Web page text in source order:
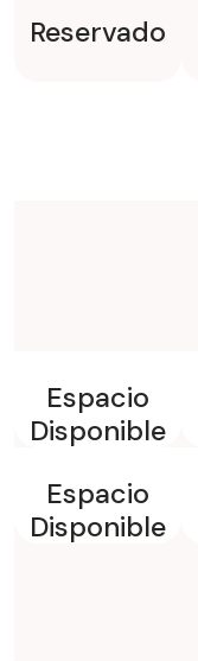
Reservado
Espacio
Disponible
Espacio
Disponible